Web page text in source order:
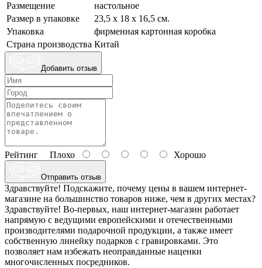
Размещение
настольное
Размер в упаковке
23,5 х 18 х 16,5 см.
Упаковка
фирменная картонная коробка
Страна производства Китай
Добавить отзыв
Рейтинг Плохо Хорошо
Отправить отзыв
Здравствуйте! Подскажите, почему цены в вашем интернет-
магазине на большинство товаров ниже, чем в других местах?
Здравствуйте! Во-первых, наш интернет-магазин работает
напрямую с ведущими европейскими и отечественными
производителями подарочной продукции, а также имеет
собственную линейку подарков с гравировками. Это
позволяет нам избежать неоправданные наценки
многочисленных посредников.